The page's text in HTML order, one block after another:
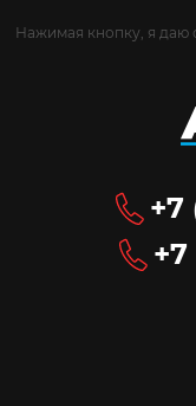
Нажимая кнопку, я даю
+7
+7